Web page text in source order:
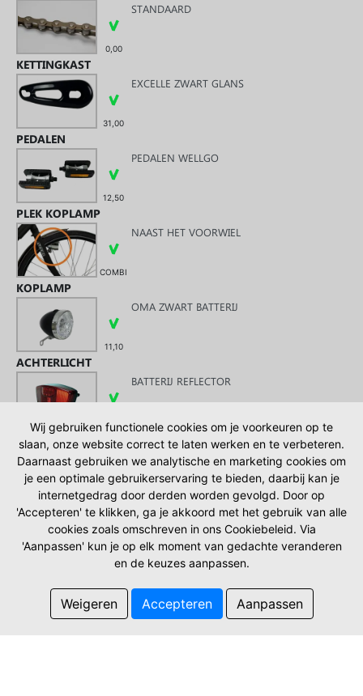
Wij gebruiken functionele cookies om je voorkeuren op te
slaan, onze website correct te laten werken en te verbeteren.
Daarnaast gebruiken we analytische en marketing cookies om
je een optimale gebruikerservaring te bieden, daarbij kan je
internetgedrag door derden worden gevolgd. Door op
'Accepteren' te klikken, ga je akkoord met het gebruik van alle
cookies zoals omschreven in ons Cookiebeleid. Via
'Aanpassen' kun je op elk moment van gedachte veranderen
en de keuzes aanpassen.
Weigeren Accepteren Aanpassen
0,00
STANDAARD
KETTINGKAST
31,00
EXCELLE ZWART GLANS
PEDALEN
12,50
PEDALEN WELLGO
PLEK KOPLAMP
COMBI
NAAST HET VOORWIEL
KOPLAMP
11,10
OMA ZWART BATTERIJ
ACHTERLICHT
12,20
BATTERIJ REFLECTOR
PLEK ACHTERLICHT
COMBI
OP DE ACHTERDRAGER
JASBESCHERMER
0,00
GEEN JASBESCHERMER GEKOZEN
SNELBINDERS
TRIO BREED ZWART/ZILVER